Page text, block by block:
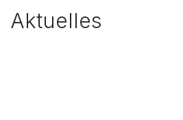
Aktuelles